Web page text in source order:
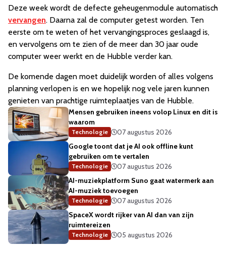
Deze week wordt de defecte geheugenmodule automatisch
vervangen. Daarna zal de computer getest worden. Ten
eerste om te weten of het vervangingsproces geslaagd is,
en vervolgens om te zien of de meer dan 30 jaar oude
computer weer werkt en de Hubble verder kan.
De komende dagen moet duidelijk worden of alles volgens
planning verlopen is en we hopelijk nog vele jaren kunnen
genieten van prachtige ruimteplaatjes van de Hubble.
Mensen gebruiken ineens volop Linux en dit is
waarom
Technologie
07 augustus 2026
Google toont dat je AI ook offline kunt
gebruiken om te vertalen
Technologie
07 augustus 2026
AI-muziekplatform Suno gaat watermerk aan
AI-muziek toevoegen
Technologie
07 augustus 2026
SpaceX wordt rijker van AI dan van zijn
ruimtereizen
Technologie 05 augustus 2026